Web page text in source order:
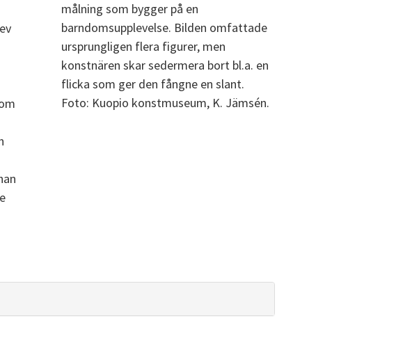
målning som bygger på en
barndomsupplevelse. Bilden omfattade
ursprungligen flera figurer, men
konstnären skar sedermera bort bl.a. en
flicka som ger den fångne en slant.
Foto: Kuopio konstmuseum, K. Jämsén.